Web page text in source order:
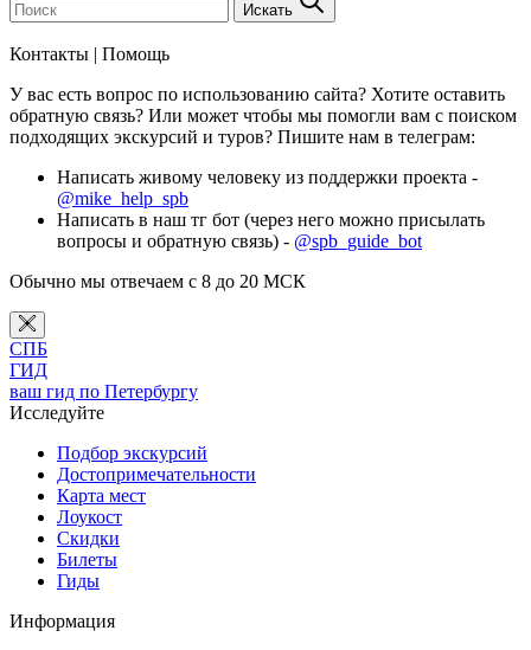
Искать
Контакты | Помощь
У вас есть вопрос по использованию сайта? Хотите оставить
обратную связь? Или может чтобы мы помогли вам с поиском
подходящих экскурсий и туров? Пишите нам в телеграм:
Написать живому человеку из поддержки проекта -
@mike_help_spb
Написать в наш тг бот (через него можно присылать
вопросы и обратную связь) - @spb_guide_bot
Обычно мы отвечаем с 8 до 20 МСК
СПБ
ГИД
ваш гид по Петербургу
Исследуйте
Подбор экскурсий
Достопримечательности
Карта мест
Лоукост
Скидки
Билеты
Гиды
Информация